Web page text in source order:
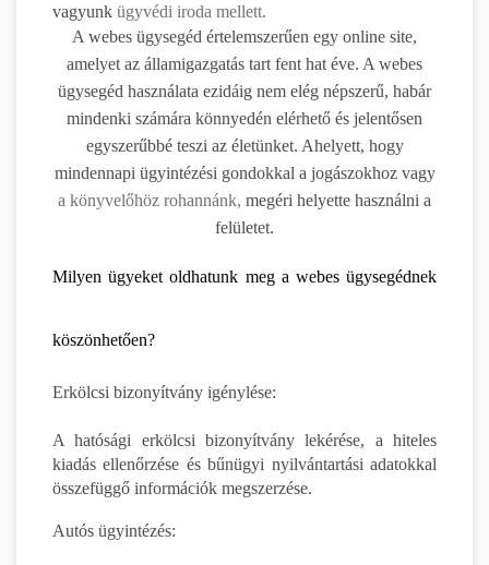
vagyunk ügyvédi iroda mellett.
A webes ügysegéd értelemszerűen egy online site,
amelyet az államigazgatás tart fent hat éve. A webes
ügysegéd használata ezidáig nem elég népszerű, habár
mindenki számára könnyedén elérhető és jelentősen
egyszerűbbé teszi az életünket. Ahelyett, hogy
mindennapi ügyintézési gondokkal a jogászokhoz vagy
a könyvelőhöz rohannánk, megéri helyette használni a
felületet.
Milyen ügyeket oldhatunk meg a webes ügysegédnek
köszönhetően?
Erkölcsi bizonyítvány igénylése:
A hatósági erkölcsi bizonyítvány lekérése, a hiteles
kiadás ellenőrzése és bűnügyi nyilvántartási adatokkal
összefüggő információk megszerzése.
Autós ügyintézés: